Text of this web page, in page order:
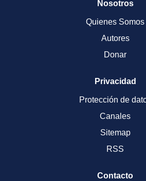
Nosotros
Quienes Somos
Autores
Donar
Privacidad
Protección de
Canales
Sitemap
RSS
Contacto